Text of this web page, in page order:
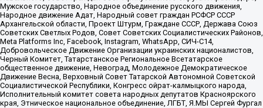
Мужское государство, Народное объединение русского движения,
Народное движение Адат, Народный совет граждан РСФСР СССР
Архангельской области, Проект Штурм, Граждане СССР, Держава Союз
Советских Светлых Родов, Совет Советских Социалистических Районов,
Meta Platforms Inc, Facebook, Instagram, WhatsApp, СИЧ-С14,
Добровольческое Движение Организации украинских националистов,
Черный Комитет, Татарстанское Региональное Всетатарское
общественное движение, Невоград, Молодежное Демократическое
Движение Весна, Верховный Совет Татарской Автономной Советской
Социалистической Республики, Конгресс ойрат-калмыцкого народа,
Исполнительный комитет совета народных депутатов Красноярского
края, Этническое национальное объединение, ЛГБТ, Я.МЫ Сергей Фургал